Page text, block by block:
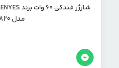
مدل CA820